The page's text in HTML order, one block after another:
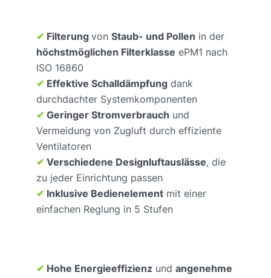
✔ Filterung von Staub- und Pollen in der
höchstmöglichen Filterklasse ePM1 nach
ISO 16860
✔ Effektive Schalldämpfung dank
durchdachter Systemkomponenten
✔ Geringer Stromverbrauch und
Vermeidung von Zugluft durch effiziente
Ventilatoren
✔ Verschiedene Designluftauslässe, die
zu jeder Einrichtung passen
✔ Inklusive Bedienelement mit einer
einfachen Reglung in 5 Stufen
✔ Hohe Energieeffizienz und angenehme